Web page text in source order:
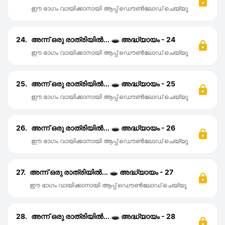
ഈ ഭാഗം വായിക്കാനായി ആപ്പ് ഡൌൺലോഡ് ചെയ്യൂ
24. അന്ന് ഒരു രാത്രിയിൽ... 🕳️ അദ്ധ്യായം - 24
ഈ ഭാഗം വായിക്കാനായി ആപ്പ് ഡൌൺലോഡ് ചെയ്യൂ
25. അന്ന് ഒരു രാത്രിയിൽ... 🕳️ അദ്ധ്യായം - 25
ഈ ഭാഗം വായിക്കാനായി ആപ്പ് ഡൌൺലോഡ് ചെയ്യൂ
26. അന്ന് ഒരു രാത്രിയിൽ... 🕳️ അദ്ധ്യായം - 26
ഈ ഭാഗം വായിക്കാനായി ആപ്പ് ഡൌൺലോഡ് ചെയ്യൂ
27. അന്ന് ഒരു രാത്രിയിൽ... 🕳️ അദ്ധ്യായം - 27
ഈ ഭാഗം വായിക്കാനായി ആപ്പ് ഡൌൺലോഡ് ചെയ്യൂ
28. അന്ന് ഒരു രാത്രിയിൽ... 🕳️ അദ്ധ്യായം - 28